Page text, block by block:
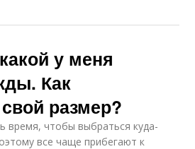
у меня
Как
размер?
время, чтобы выбраться куда-
все чаще прибегают к